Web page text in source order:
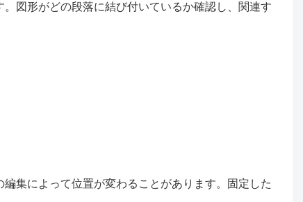
図形がどの段落に結び付いているか確認し、関連す
集によって位置が変わることがあります。固定した